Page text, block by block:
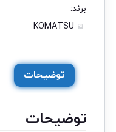
برند:
KOMATSU
توضیحات
توضیحات